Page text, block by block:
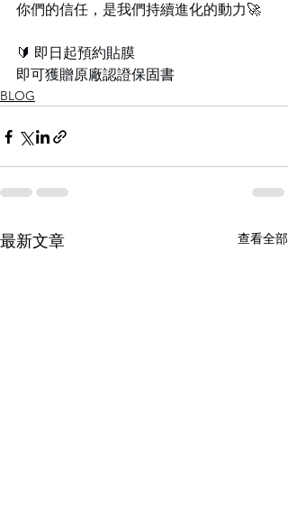
你們的信任，是我們持續進化的動力🚀
🔰 即日起預約貼膜
即可獲贈原廠認證保固書
BLOG
最新文章 查看全部